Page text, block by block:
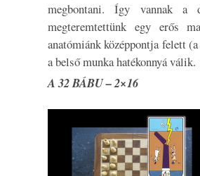
megbontani. Így vannak
megteremtettünk egy erős
anatómiánk középpontja felett
a belső munka hatékonnyá válik.
A 32 BÁBU – 2×16